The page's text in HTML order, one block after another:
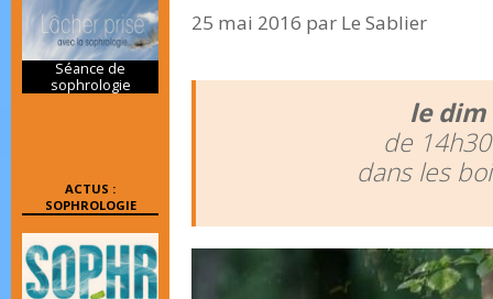
25 mai 2016 par Le Sablier
le dim
de
dans les
Séance de
sophrologie
ACTUS :
SOPHROLOGIE